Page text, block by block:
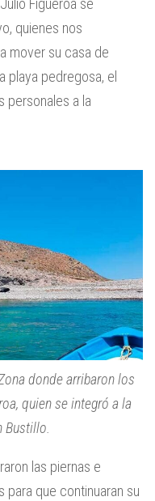
Figueroa se
quienes nos
mover su casa de
playa pedregosa, el
personales a la
donde arribaron los
quien se integró a la
Bustillo.
las piernas e
para que continuaran su